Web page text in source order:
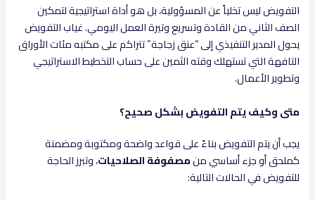
التفويض ليس تخلياً عن المسؤولية، بل هو أداة استراتيجية لتمكين
الصف الثاني من القادة وتسريع وتيرة العمل اليومي. غياب التفويض
يحول المدير التنفيذي إلى “عنق زجاجة” تتراكم على مكتبه مئات الأوراق
التافهة التي تستهلك وقته الثمين على حساب التخطيط الاستراتيجي
وتطوير الأعمال.
متى وكيف يتم التفويض بشكل صحيح؟
يجب أن يتم التفويض بناءً على قواعد واضحة ومكتوبة ومضمنة
كملحق أو جزء أساسي منمصفوفة الصلاحيات، وتبرز الحاجة
للتفويض في الحالات التالية: